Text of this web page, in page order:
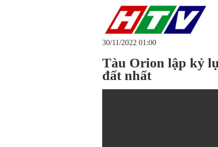
30/11/2022 01:00
Tàu Orion lập kỷ
đất nhất